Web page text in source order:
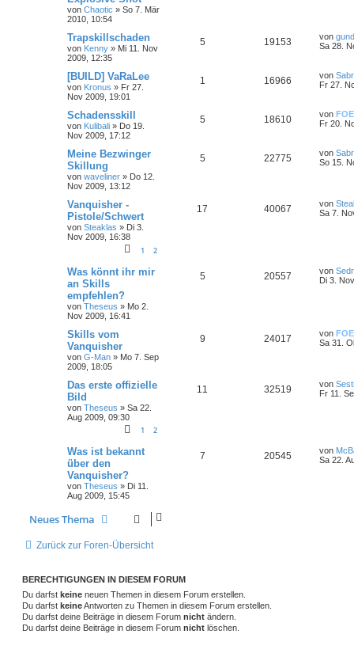
von Chaotic » So 7. Mär
2010, 10:54
Trapskillschaden
von Kenny » Mi 11. Nov
2009, 12:35
5 19153 von
Sa 28.
[BUILD] VaRaLee
von Kronus » Fr 27.
Nov 2009, 19:01
1 16966 von
Fr 27.
Schadensskill
von Kulibali » Do 19.
Nov 2009, 17:12
5 18610 von FOE
Fr 20.
Meine Bezwinger
Skillung
von waveliner » Do 12.
Nov 2009, 13:12
5 22775 von
So 15.
Vanquisher -
Pistole/Schwert
von Steaklas » Di 3.
Nov 2009, 16:38
1 2
17 40067 von
Sa 7.
Was könnt ihr mir
an Skills
empfehlen?
von Theseus » Mo 2.
Nov 2009, 16:41
5 20557 von
Di 3.
Skills vom
Vanquisher
von G-Man » Mo 7. Sep
2009, 18:05
9 24017 von FOE
Sa 31.
Das erste offizielle
Bild
von Theseus » Sa 22.
Aug 2009, 09:30
1 2
11 32519 von
Fr 11.
Was ist bekannt
über den
Vanquisher?
von Theseus » Di 11.
Aug 2009, 15:45
7 20545 von
Sa 22.
Neues Thema
Zurück zur Foren-Übersicht
BERECHTIGUNGEN IN DIESEM FORUM
Du darfst keine neuen Themen in diesem Forum erstellen.
Du darfst keineAntworten zu Themen in diesem Forum erstellen.
Du darfst deine Beiträge in diesem Forum nicht ändern.
Du darfst deine Beiträge in diesem Forum nicht löschen.